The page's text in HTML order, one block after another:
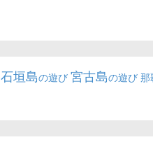
石垣島の遊び 宮古島の遊び 那